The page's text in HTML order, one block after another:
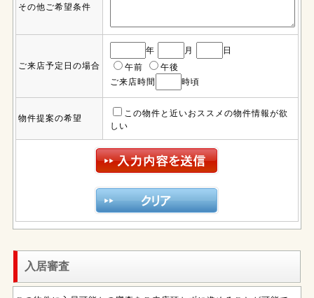
その他ご希望条件
ご来店予定日の場合
年 月
日
午前
午後
ご来店時間
時頃
物件提案の希望
この物件と近いおススメの物件情報が欲
しい
入居審査